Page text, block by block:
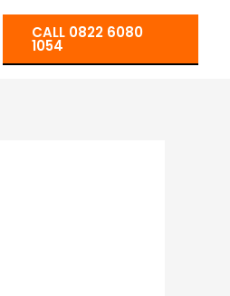
CALL 0822 6080
1054